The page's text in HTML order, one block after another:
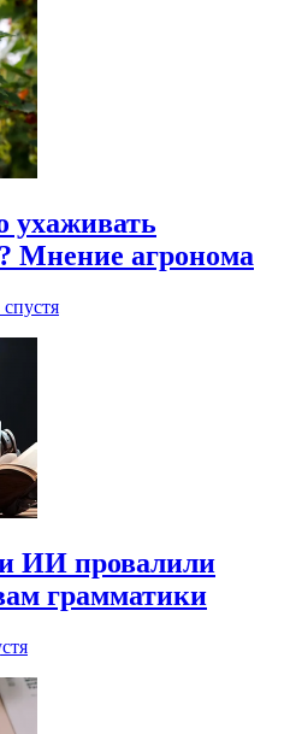
ухаживать
Мнение агронома
ИИ провалили
грамматики